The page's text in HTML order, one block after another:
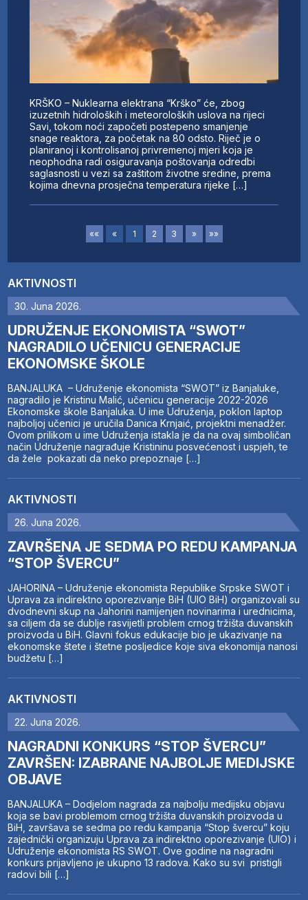
AKTIVNOSTI
30. Juna 2026.
UDRUŽENJE EKONOMISTA “SWOT”
NAGRADILO UČENICU GENERACIJE
EKONOMSKE ŠKOLE
BANJALUKA – Udruženje ekonomista “SWOT” iz Banjaluke,
nagradilo je Kristinu Malić, učenicu generacije 2022-2026
Ekonomske škole Banjaluka. U ime Udruženja, poklon laptop
najboljoj učenici je uručila Danica Krnjaić, projektni menadžer.
Ovom prilikom u ime Udruženja istakla je da na ovaj simboličan
način Udruženje nagrađuje Kristininu posvećenost i uspjeh, te
da žele pokazati da neko prepoznaje […]
AKTIVNOSTI
26. Juna 2026.
ZAVRŠENA JE SEDMA PO REDU KAMPANJA
“STOP ŠVERCU”
JAHORINA – Udruženje ekonomista Republike Srpske SWOT i
Uprava za indirektno oporezivanje BiH (UIO BiH) organizovali su
dvodnevni skup na Jahorini namijenjen novinarima i urednicima,
sa ciljem da se dublje rasvijetli problem crnog tržišta duvanskih
proizvoda u BiH. Glavni fokus edukacije bio je ukazivanje na
ekonomske štete i štetne posljedice koje siva ekonomija nanosi
budžetu […]
AKTIVNOSTI
22. Juna 2026.
NAGRADNI KONKURS “STOP ŠVERCU”
ZAVRŠEN: IZABRANE NAJBOLJE MEDIJSKE
OBJAVE
BANJALUKA – Dodjelom nagrada za najbolju medijsku objavu
koja se bavi problemom crnog tržišta duvanskih proizvoda u
BiH, završava se sedma po redu kampanja “Stop švercu” koju
zajednički organizuju Uprava za indirektno oporezivanje (UIO) i
Udruženje ekonomista RS SWOT. Ove godine na nagradni
konkurs prijavljeno je ukupno 13 radova. Kako su svi pristigli
radovi bili […]
KRŠKO – Nuklearna elektrana “Krško” će, zbog
izuzetnih hidroloških i meteoroloških uslova na rijeci
Savi, tokom noći započeti postepeno smanjenje
snage reaktora, za početak na 80 odsto. Riječ je o
planiranoj i kontrolisanoj privremenoj mjeri koja je
neophodna radi osiguravanja poštovanja odredbi
saglasnosti u vezi sa zaštitom životne sredine, prema
kojima dnevna prosječna temperatura rijeke […]
«« « 1 2 3 » »»